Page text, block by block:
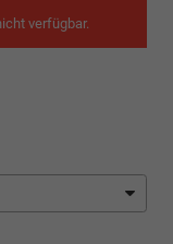
verfügbar.